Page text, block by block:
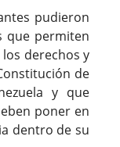
pudieron
que permiten
derechos y
de
y que
poner en
dentro de su